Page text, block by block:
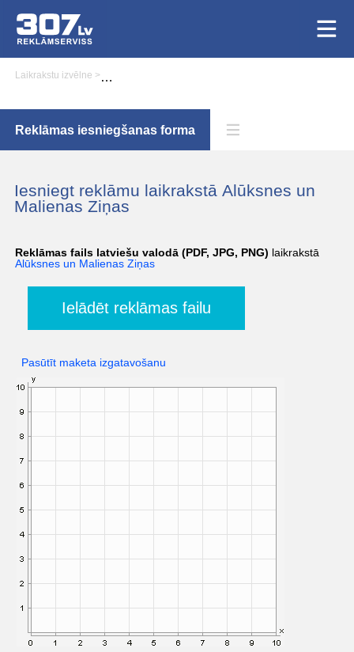
Laikrakstu izvēlne >
Reklāmas iesniegšanas forma
Iesniegt reklāmu laikrakstā Alūksnes un
Malienas Ziņas
Reklāmas fails latviešu valodā (PDF, JPG, PNG) laikrakstā
Alūksnes un Malienas Ziņas
Ielādēt reklāmas failu
Pasūtīt maketa izgatavošanu